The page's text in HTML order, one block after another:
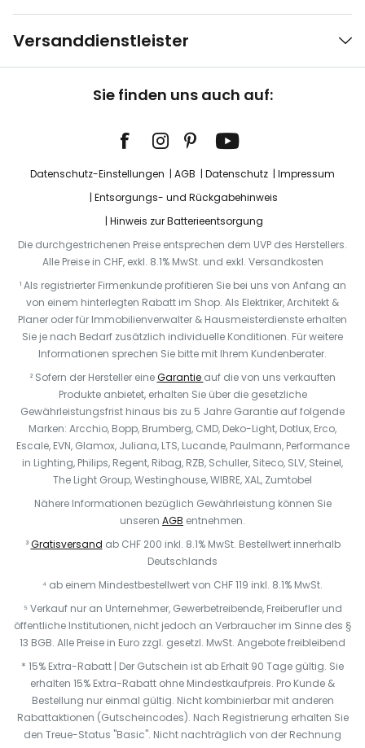
Versanddienstleister
Sie finden uns auch auf:
Datenschutz-Einstellungen AGB Datenschutz
Impressum
Entsorgungs- und Rückgabehinweis
Hinweis zur Batterieentsorgung
Die durchgestrichenen Preise entsprechen dem UVP des Herstellers.
Alle Preise in CHF, exkl. 8.1% MwSt. und exkl. Versandkosten
¹ Als registrierter Firmenkunde profitieren Sie bei uns von Anfang an
von einem hinterlegten Rabatt im Shop. Als Elektriker, Architekt &
Planer oder für Immobilienverwalter & Hausmeisterdienste erhalten
Sie je nach Bedarf zusätzlich individuelle Konditionen. Für weitere
Informationen sprechen Sie bitte mit Ihrem Kundenberater.
² Sofern der Hersteller eineGarantie auf die von uns verkauften
Produkte anbietet, erhalten Sie über die gesetzliche
Gewährleistungsfrist hinaus bis zu 5 Jahre Garantie auf folgende
Marken: Arcchio, Bopp, Brumberg, CMD, Deko-Light, Dotlux, Erco,
Escale, EVN, Glamox, Juliana, LTS, Lucande, Paulmann, Performance
in Lighting, Philips, Regent, Ribag, RZB, Schuller, Siteco, SLV, Steinel,
The Light Group, Westinghouse, WIBRE, XAL, Zumtobel
Nähere Informationen bezüglich Gewährleistung können Sie
unseren AGB entnehmen.
³Gratisversand ab CHF 200 inkl. 8.1% MwSt. Bestellwert innerhalb
Deutschlands
⁴ ab einem Mindestbestellwert von CHF 119 inkl. 8.1% MwSt.
⁵ Verkauf nur an Unternehmer, Gewerbetreibende, Freiberufler und
öffentliche Institutionen, nicht jedoch an Verbraucher im Sinne des §
13 BGB. Alle Preise in Euro zzgl. gesetzl. MwSt. Angebote freibleibend
* 15% Extra-Rabatt | Der Gutschein ist ab Erhalt 90 Tage gültig. Sie
erhalten 15% Extra-Rabatt ohne Mindestkaufpreis. Pro Kunde &
Bestellung nur einmal gültig. Nicht kombinierbar mit anderen
Rabattaktionen (Gutscheincodes). Nach Registrierung erhalten Sie
den Treue-Status "Basic". Nicht nachträglich von der Rechnung